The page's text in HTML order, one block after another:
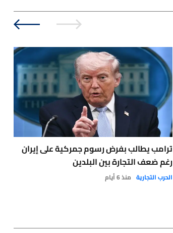
ترامب يطالب بفرض رسوم جمركية على إيران
رغم ضعف التجارة بين البلدين
الحرب التجارية منذ 6 أيام